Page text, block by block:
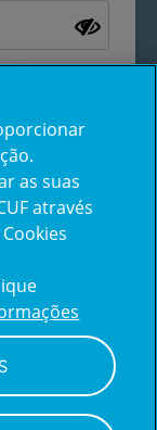
e Cookies
as suas
através